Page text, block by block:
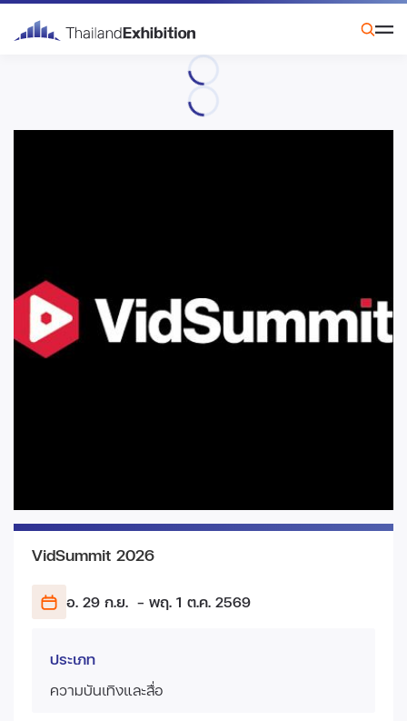
VidSummit 2026
อ. 29 ก.ย. - พฤ. 1 ต.ค. 2569
ประเภท
ความบันเทิงและสื่อ